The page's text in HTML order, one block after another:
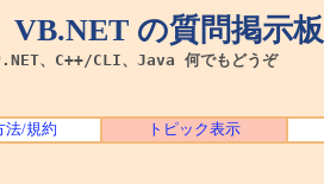
VB.NET の質問掲示板
、C++/CLI、Java 何でもどうぞ
法/規約 トピック表示